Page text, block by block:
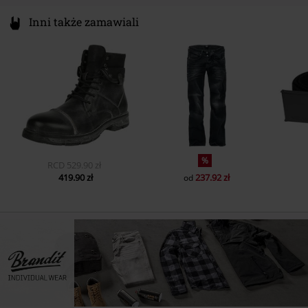
Inni także zamawiali
RCD 529.90 zł
419.90 zł
%
od 237.92 zł